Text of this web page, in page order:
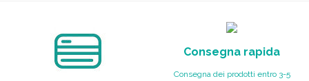
Consegna rapida
Consegna dei prodotti entro 3-5